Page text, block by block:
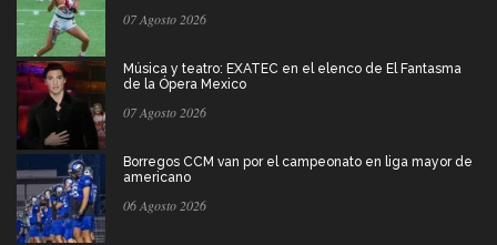
07 Agosto 2026
Música y teatro: EXATEC en el elenco de El Fantasma
de la Ópera Mexico
07 Agosto 2026
Borregos CCM van por el campeonato en liga mayor de
americano
06 Agosto 2026